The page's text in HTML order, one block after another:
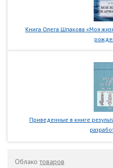
Книга Олега Шпакова «Моя
Приведенные в книге
Облакотоваров